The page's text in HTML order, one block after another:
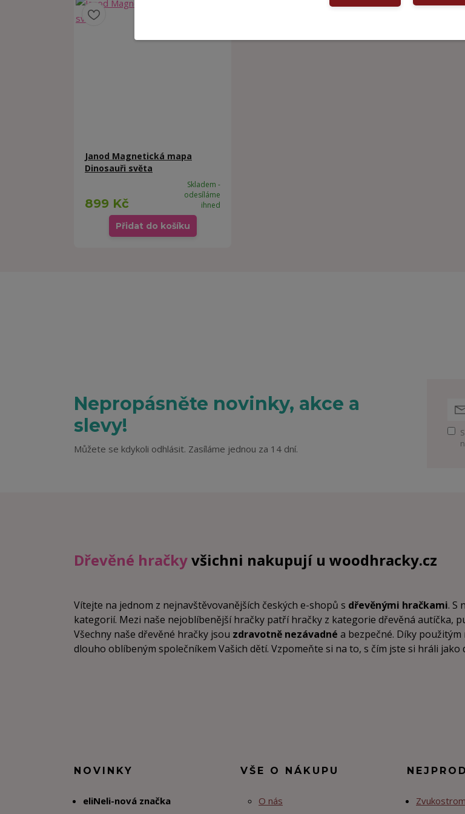
Janod Magnetická mapa
Dinosauři světa
899 Kč
Skladem -
odesíláme
ihned
Přidat do košíku
Nepropásněte novinky, akce a
slevy!
Můžete se kdykoli odhlásit. Zasíláme jednou za 14 dní.
Dřevěné hračkyvšichni nakupují u woodhracky.cz
Vítejte na jednom z nejnavštěvovanějších českých e-shopů s dřevěnými hračkami. S
kategorií. Mezi naše nejoblíbenější hračky patří hračky z kategorie dřevěná autíčka,
Všechny naše dřevěné hračky jsou zdravotně nezávadné a bezpečné. Díky
dlouho oblíbeným společníkem Vašich dětí. Vzpomeňte si na to, s čím jste si hráli jako
NOVINKY
eliNeli-nová značka
VŠE O NÁKUPU
O nás Zvukostrom